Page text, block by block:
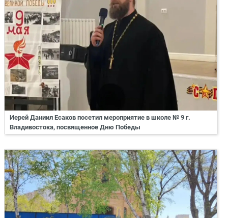
Иерей Даниил Есаков посетил мероприятие в школе № 9 г.
Владивостока, посвященное Дню Победы